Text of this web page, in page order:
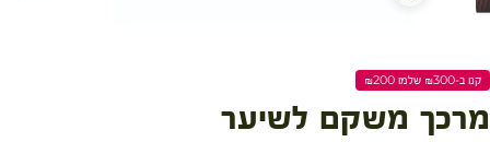
קנו ב-₪300 שלמו ₪200
מרכך משקם לשיער